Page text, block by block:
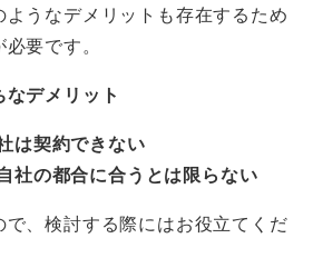
ようなデメリットも存在するため
要です。
デメリット
は契約できない
社の都合に合うとは限らない
、検討する際にはお役立てくだ